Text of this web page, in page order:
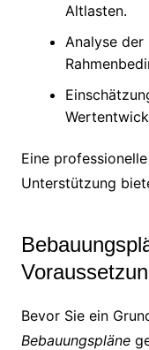
Altlasten.
Analyse der
Eine
Unterstützung
Bevor Sie ein
Bebauungspläne